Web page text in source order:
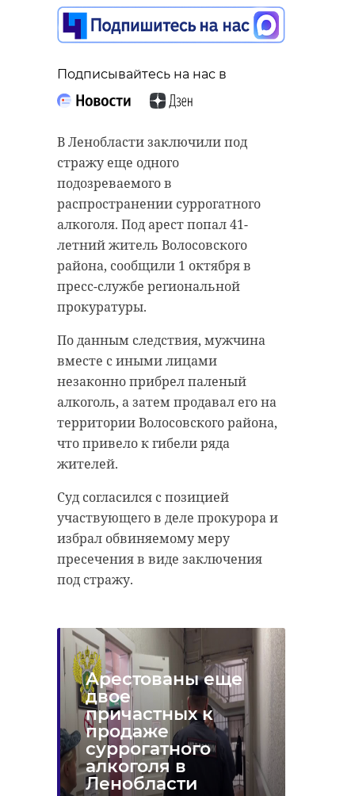
Подписывайтесь на нас в
В Ленобласти заключили под
стражу еще одного
подозреваемого в
распространении суррогатного
алкоголя. Под арест попал 41-
летний житель Волосовского
района, сообщили 1 октября в
пресс-службе региональной
прокуратуры.
По данным следствия, мужчина
вместе с иными лицами
незаконно прибрел паленый
алкоголь, а затем продавал его на
территории Волосовского района,
что привело к гибели ряда
жителей.
Суд согласился с позицией
участвующего в деле прокурора и
избрал обвиняемому меру
пресечения в виде заключения
под стражу.
Арестованы еще
двое
причастных к
продаже
суррогатного
алкоголя в
Ленобласти